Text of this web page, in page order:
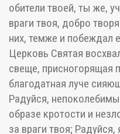
обители твоей, ты же,
враги твоя, добро
них, темже и побеждал
Церковь Святая
свеще, присногорящая
благодатная луче
Радуйся,
образе кротости и
за враги твоя;